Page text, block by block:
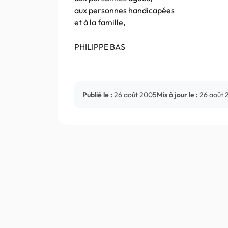
aux personnes handicapées
et à la famille,
PHILIPPE BAS
Publié le : 26 août 2005Mis à jour le : 26 août